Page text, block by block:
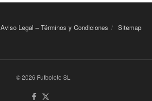
Aviso Legal – Términos y Condiciones Sitemap
© 2026 Futbolete SL